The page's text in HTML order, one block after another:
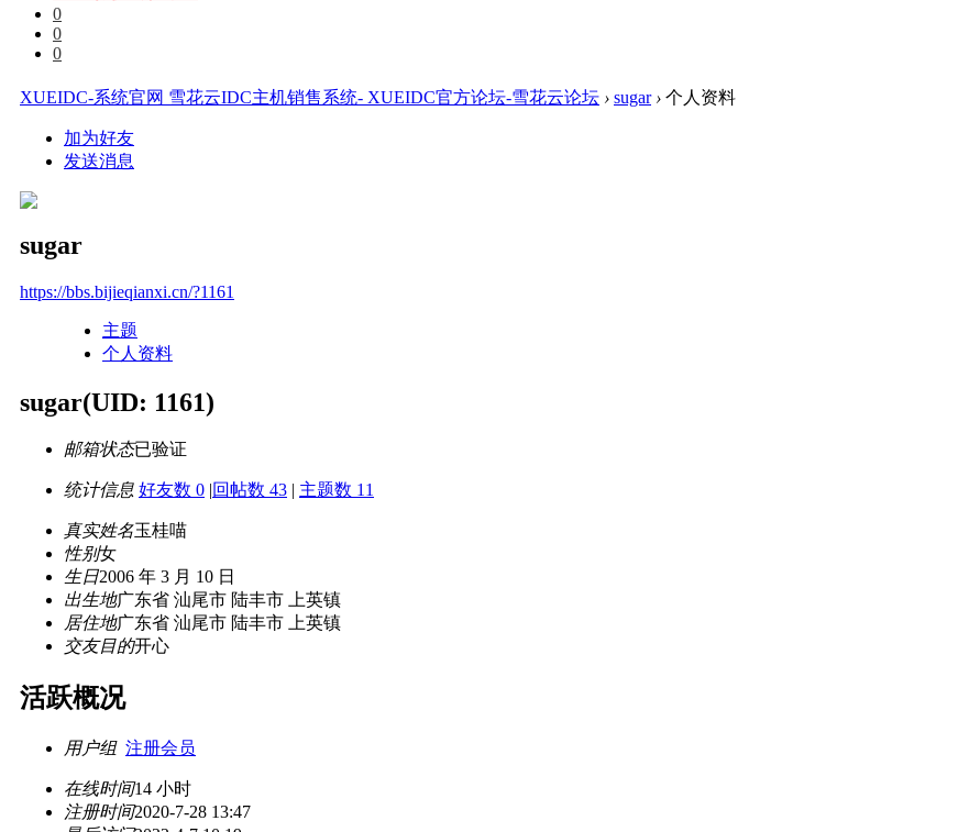
0
0
0
XUEIDC-系统官网 雪花云IDC主机销售系统- XUEIDC官方论坛-雪花云论坛 › sugar › 个人资料
加为好友
发送消息
sugar
https://bbs.bijieqianxi.cn/?1161
主题
个人资料
sugar(UID: 1161)
邮箱状态已验证
统计信息 好友数 0 |回帖数 43 | 主题数 11
真实姓名玉桂喵
性别女
生日2006 年 3 月 10 日
出生地广东省 汕尾市 陆丰市 上英镇
居住地广东省 汕尾市 陆丰市 上英镇
交友目的开心
活跃概况
用户组 注册会员
在线时间14 小时
注册时间2020-7-28 13:47